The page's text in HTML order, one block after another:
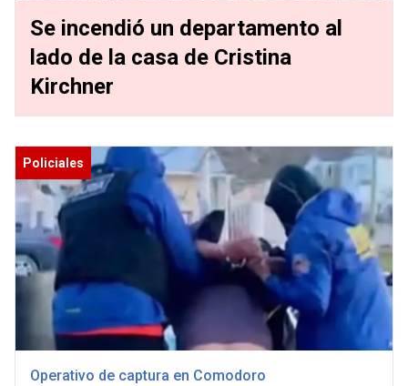
Se incendió un departamento al
lado de la casa de Cristina
Kirchner
Policiales
Operativo de captura en Comodoro